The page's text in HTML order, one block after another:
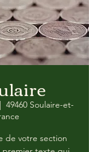
49460 Soulaire-et-
de votre section